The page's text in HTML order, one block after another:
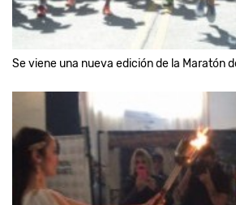
Se viene una nueva edición de la Maratón